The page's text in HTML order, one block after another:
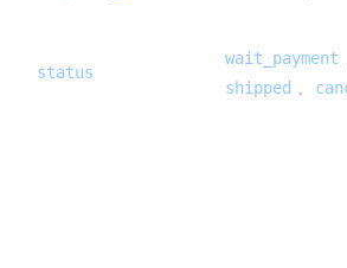
status
wait_payment
shipped